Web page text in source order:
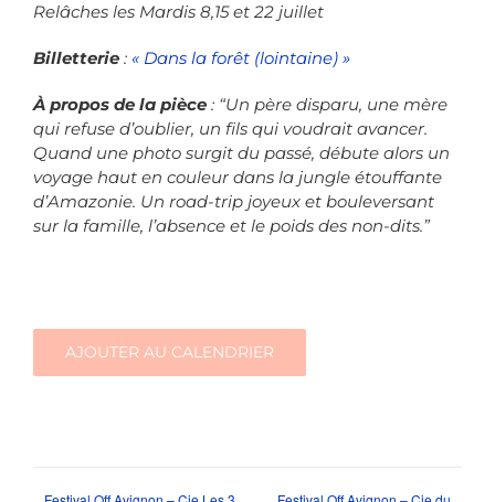
Relâches les Mardis 8,15 et 22 juillet
Billetterie : « Dans la forêt (lointaine) »
À propos de la pièce : “Un père disparu, une mère
qui refuse d’oublier, un fils qui voudrait avancer.
Quand une photo surgit du passé, débute alors un
voyage haut en couleur dans la jungle étouffante
d’Amazonie. Un road-trip joyeux et bouleversant
sur la famille, l’absence et le poids des non-dits.”
AJOUTER AU CALENDRIER